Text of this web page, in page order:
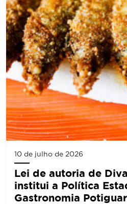
10 de julho de 2026
Lei de autoria de
institui a Política
Gastronomia Potiguar